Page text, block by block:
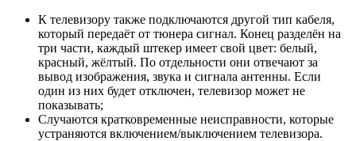
К телевизору также подключаются другой тип кабеля,
который передаёт от тюнера сигнал. Конец разделён на
три части, каждый штекер имеет свой цвет: белый,
красный, жёлтый. По отдельности они отвечают за
вывод изображения, звука и сигнала антенны. Если
один из них будет отключен, телевизор может не
показывать;
Случаются кратковременные неисправности, которые
устраняются включением/выключением телевизора.